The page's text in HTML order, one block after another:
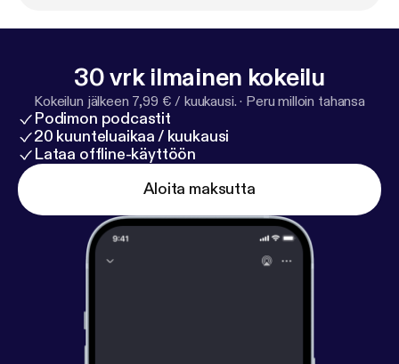
30 vrk ilmainen kokeilu
Kokeilun jälkeen 7,99 € / kuukausi. · Peru milloin tahansa
Podimon podcastit
20 kuunteluaikaa / kuukausi
Lataa offline-käyttöön
Aloita maksutta